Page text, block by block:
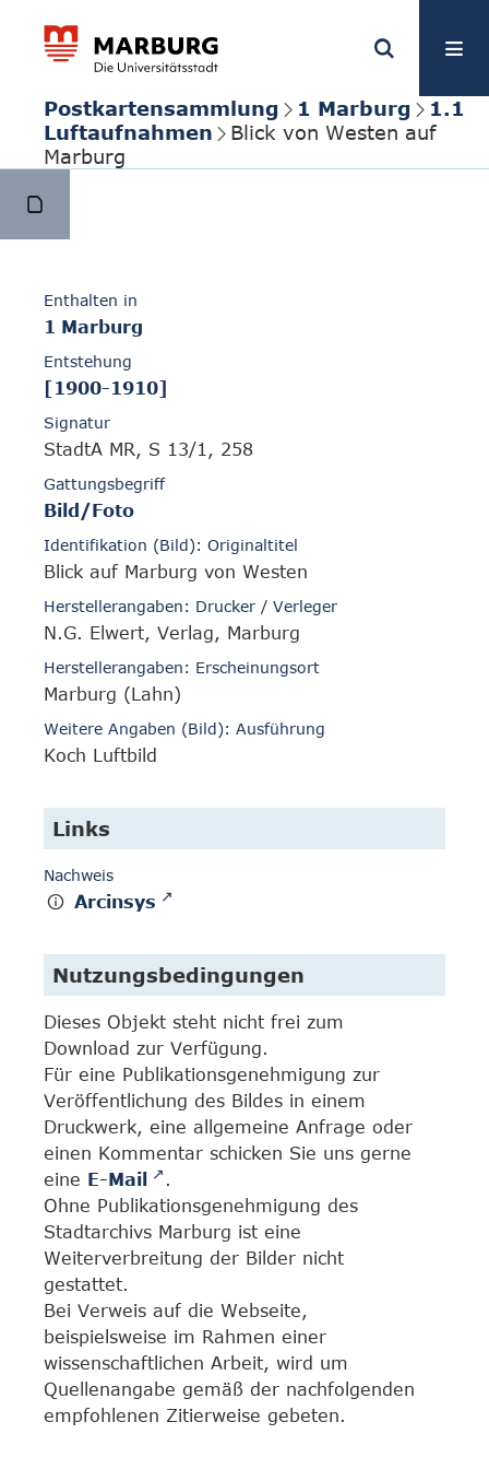
Postkartensammlung 1 Marburg
1.1
Luftaufnahmen
Blick von Westen auf
Marburg
Enthalten in
1 Marburg
Entstehung
[1900-1910]
Signatur
StadtA MR, S 13/1, 258
Gattungsbegriff
Bild/Foto
Identifikation (Bild): Originaltitel
Blick auf Marburg von Westen
Herstellerangaben: Drucker / Verleger
N.G. Elwert, Verlag, Marburg
Herstellerangaben: Erscheinungsort
Marburg (Lahn)
Weitere Angaben (Bild): Ausführung
Koch Luftbild
Links
Nachweis
Arcinsys
Nutzungsbedingungen
Dieses Objekt steht nicht frei zum
Download zur Verfügung.
Für eine Publikationsgenehmigung zur
Veröffentlichung des Bildes in einem
Druckwerk, eine allgemeine Anfrage oder
einen Kommentar schicken Sie uns gerne
eine E-Mail
.
Ohne Publikationsgenehmigung des
Stadtarchivs Marburg ist eine
Weiterverbreitung der Bilder nicht
gestattet.
Bei Verweis auf die Webseite,
beispielsweise im Rahmen einer
wissenschaftlichen Arbeit, wird um
Quellenangabe gemäß der nachfolgenden
empfohlenen Zitierweise gebeten.